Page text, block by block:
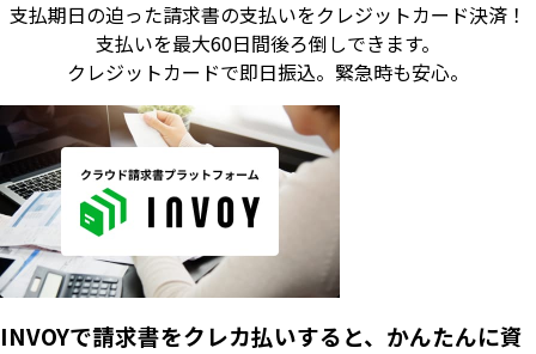
支払期日の迫った請求書の支払いをクレジットカード決済！
支払いを最大60日間後ろ倒しできます。
クレジットカードで即日振込。 緊急時も安心。
INVOYで請求書をクレカ払いすると、かんたんに資